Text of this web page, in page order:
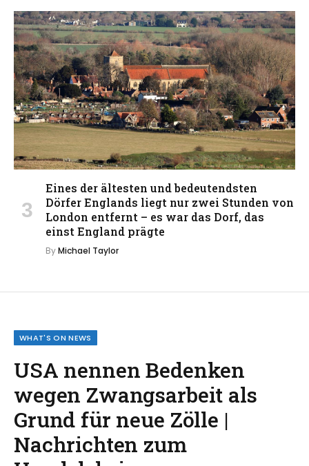
Eines der ältesten und bedeutendsten
Dörfer Englands liegt nur zwei Stunden von
London entfernt – es war das Dorf, das
einst England prägte
ByMichael Taylor
WHAT'S ON NEWS
USA nennen Bedenken
wegen Zwangsarbeit als
Grund für neue Zölle |
Nachrichten zum